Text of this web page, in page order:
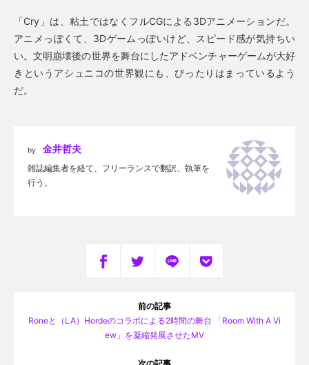
「Cry」は、粘土ではなくフルCGによる3Dアニメーションだ。
アニメっぽくて、3Dゲームっぽいけど、スピード感が気持ちい
い。文明崩壊後の世界を舞台にしたアドベンチャーゲームが大好
きというアシュニコの世界観にも、びったりはまっているよう
だ。
by 金井哲夫
雑誌編集者を経て、フリーランスで翻訳、執筆を
行う。
前の記事
Roneと（LA）Hordeのコラボによる2時間の舞台 「Room With A Vi
ew」を凝縮発展させたMV